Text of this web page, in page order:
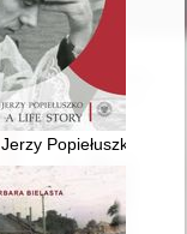
z przeszłości
Popiełuszko : a